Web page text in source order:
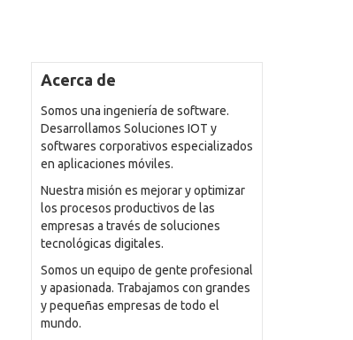
Acerca de
Somos una ingeniería de software.
Desarrollamos Soluciones IOT y
softwares corporativos especializados
en aplicaciones móviles.
Nuestra misión es mejorar y optimizar
los procesos productivos de las
empresas a través de soluciones
tecnológicas digitales.
Somos un equipo de gente profesional
y apasionada. Trabajamos con grandes
y pequeñas empresas de todo el
mundo.